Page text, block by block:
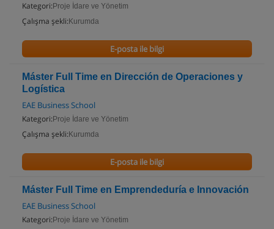
Kategori: Proje İdare ve Yönetim
Çalışma şekli: Kurumda
E-posta ile bilgi
Máster Full Time en Dirección de Operaciones y
Logística
EAE Business School
Kategori: Proje İdare ve Yönetim
Çalışma şekli: Kurumda
E-posta ile bilgi
Máster Full Time en Emprendeduría e Innovación
EAE Business School
Kategori: Proje İdare ve Yönetim